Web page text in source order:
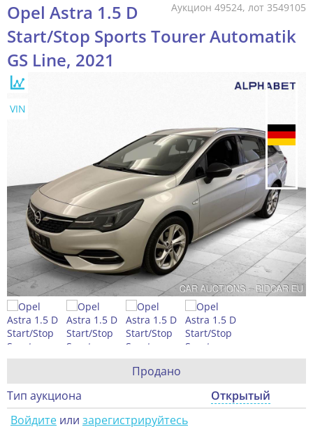
Аукцион 49524, лот 3549105
Opel Astra 1.5 D
Start/Stop Sports Tourer Automatik
GS Line, 2021
VIN
Продано
Тип аукциона
Открытый
Войдите или зарегистрируйтесь